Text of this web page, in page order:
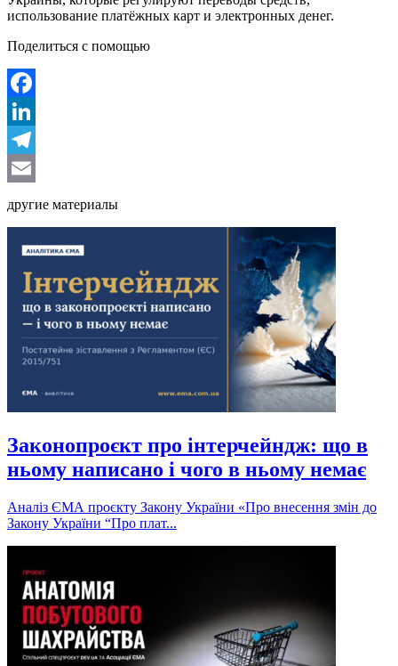
использование платёжных карт и электронных денег.
Поделиться с помощью
Facebook
LinkedIn
Telegram
другие материалы
Законопроєкт про інтерчейндж: що в
ньому написано і чого в ньому немає
Аналіз ЄМА проєкту Закону України «Про внесення змін до
Закону України “Про плат...